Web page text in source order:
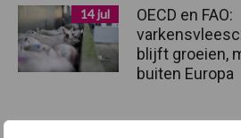
14 jul
OECD en FAO:
blijft groeien,
buiten Europa